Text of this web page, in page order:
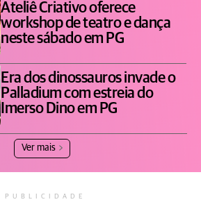
Ateliê Criativo oferece
workshop de teatro e dança
neste sábado em PG
Era dos dinossauros invade o
Palladium com estreia do
Imerso Dino em PG
Ver mais
PUBLICIDADE